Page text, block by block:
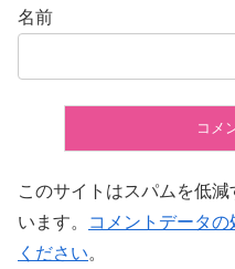
名前
このサイトはスパムを低
います。
コメントデータ
ください。